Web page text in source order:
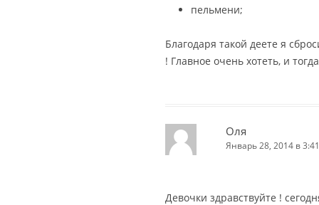
пельмени;
Благодаря такой деете я
! Главное очень хотеть, и
Оля
Январь 28, 2014 в
Девочки здравствуйте !